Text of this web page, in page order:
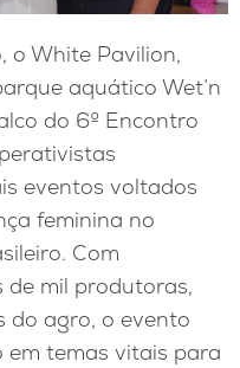
o White Pavilion,
aquático Wet’n
do 6º Encontro
eventos voltados
feminina no
Com
de mil produtoras,
do agro, o evento
temas vitais para